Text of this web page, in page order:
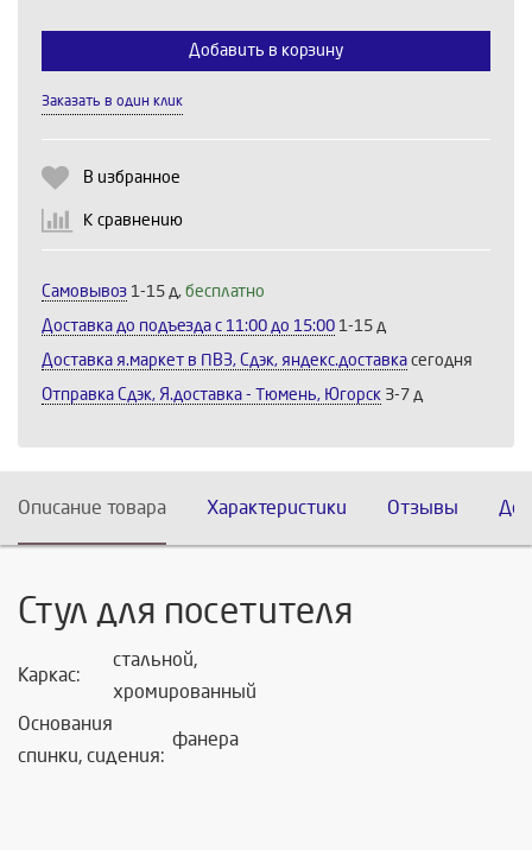
Добавить в корзину
Заказать в один клик
В избранное
К сравнению
Самовывоз 1-15 д, бесплатно
Доставка до подъезда c 11:00 до 15:00 1-15 д
Доставка я.маркет в ПВЗ, Сдэк, яндекс.доставка сегодня
Отправка Сдэк, Я.доставка - Тюмень, Югорск 3-7 д
Описание товара Характеристики Отзывы
Стул для посетителя
Каркас:
стальной,
хромированный
Основания
спинки, сидения:
фанера